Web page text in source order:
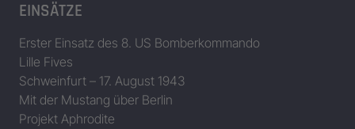
EINSÄTZE
Erster Einsatz des 8. US Bomberkommando
Lille Fives
Schweinfurt – 17. August 1943
Mit der Mustang über Berlin
Projekt Aphrodite